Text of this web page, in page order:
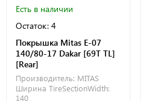
Есть в наличии
Остаток: 4
Покрышка Mitas E-07
140/80-17 Dakar [69T TL]
[Rear]
Производитель: MITAS
Ширина TireSectionWidth:
140